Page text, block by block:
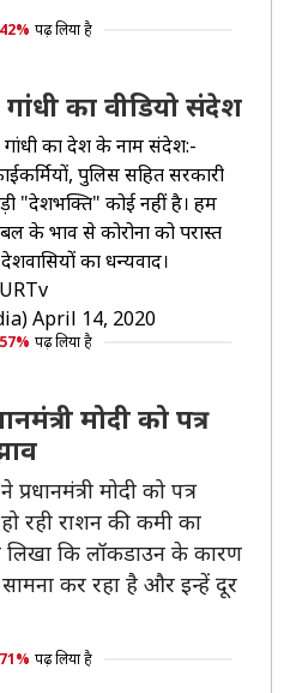
42% पढ़ लिया है
का वीडियो संदेश
गांधी का देश के नाम संदेश:-
पुलिस सहित सरकारी
"देशभक्ति" कोई नहीं है। हम
भाव से कोरोना को परास्त
का धन्यवाद।
April 14, 2020
57% पढ़ लिया है
मोदी को पत्र
मोदी को पत्र
रही राशन की कमी का
लिखा कि लॉकडाउन के कारण
कर रहा है और इन्हें दूर
71% पढ़ लिया है